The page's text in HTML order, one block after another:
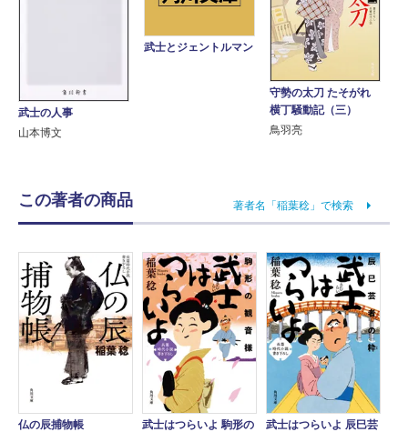
武士の人事
山本博文
武士とジェントルマン
守勢の太刀 たそがれ
横丁騒動記（三）
鳥羽亮
この著者の商品 著者名「稲葉稔」で検索
仏の辰捕物帳
武士はつらいよ 駒形の
武士はつらいよ 辰巳芸